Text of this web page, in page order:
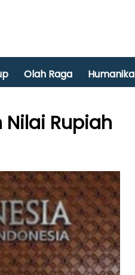
Olah Raga Humanika
Rupiah